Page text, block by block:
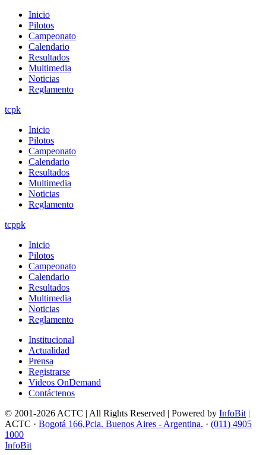
Inicio
Pilotos
Campeonato
Calendario
Resultados
Multimedia
Noticias
Reglamento
tcpk
Inicio
Pilotos
Campeonato
Calendario
Resultados
Multimedia
Noticias
Reglamento
tcppk
Inicio
Pilotos
Campeonato
Calendario
Resultados
Multimedia
Noticias
Reglamento
Institucional
Actualidad
Prensa
Registrarse
Videos OnDemand
Contáctenos
© 2001-2026 ACTC | All Rights Reserved | Powered by InfoBit |
ACTC · Bogotá 166,Pcia. Buenos Aires - Argentina. · (011) 4905
1000
InfoBit